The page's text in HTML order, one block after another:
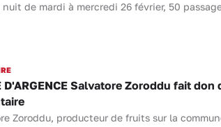
nuit de mardi à mercredi 26 février, 50
D'ARGENCE Salvatore Zoroddu fait
Zoroddu, producteur de fruits sur la